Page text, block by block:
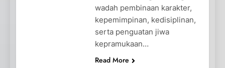
wadah pembinaan karakter,
kepemimpinan, kedisiplinan,
serta penguatan jiwa
kepramukaan…
Read More